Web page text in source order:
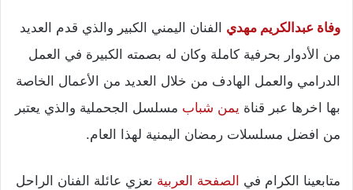
وفاة عبدالكريم مهدي الفنان اليمني الكبير والذي قدم العديد
من الأدوار بحرفية كاملة وكان له بصمته الكبيرة في العمل
الدرامي والعمل الهادف من خلال العديد من الأعمال الخاصة
بها اخرها عبر قناة يمن شباب مسلسل الجحملية والذي يعتبر
من افضل مسلسلات رمضان اليمنية لهذا العام.
متابعينا الكرام في الصفحة العربية نعزي عائلة الفنان الراحل